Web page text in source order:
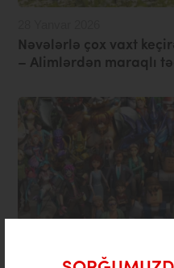
Nəvələrlə çox vaxt
– Alimlərdən maraqlı